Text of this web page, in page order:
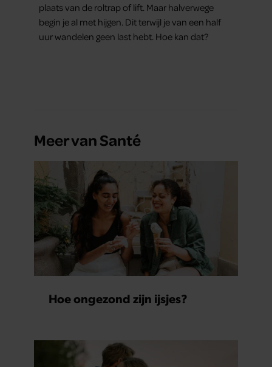
plaats van de roltrap of lift. Maar halverwege
begin je al met hijgen. Dit terwijl je van een half
uur wandelen geen last hebt. Hoe kan dat?
Meer van Santé
Hoe ongezond zijn ijsjes?